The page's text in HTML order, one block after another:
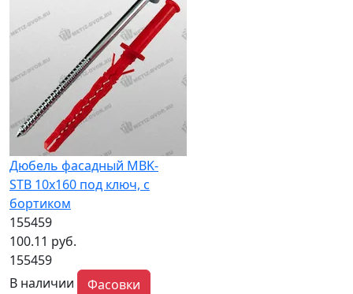
Дюбель фасадный MBK-
STB 10х160 под ключ, с
бортиком
155459
100.11 руб.
155459
В наличии
Фасовки